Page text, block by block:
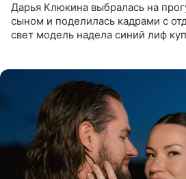
Дарья Клюкина выбралась на
сыном и поделилась кадрами с
свет модель надела синий лиф